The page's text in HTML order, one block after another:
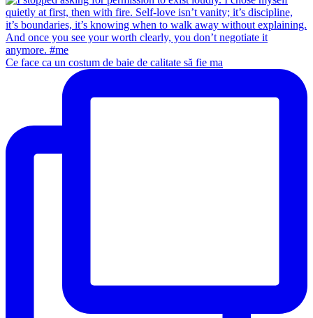
Ce face ca un costum de baie de calitate să fie ma